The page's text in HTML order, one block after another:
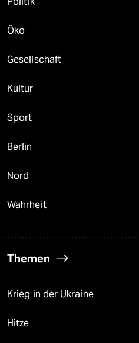
Öko
Gesellschaft
Kultur
Sport
Berlin
Nord
Wahrheit
Themen
Krieg in der Ukraine
Hitze